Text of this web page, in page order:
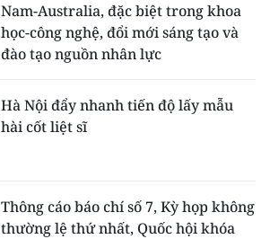
Nam-Australia, đặc biệt trong khoa
học-công nghệ, đổi mới sáng tạo và
đào tạo nguồn nhân lực
Hà Nội đẩy nhanh tiến độ lấy mẫu
hài cốt liệt sĩ
Thông cáo báo chí số 7, Kỳ họp không
thường lệ thứ nhất, Quốc hội khóa